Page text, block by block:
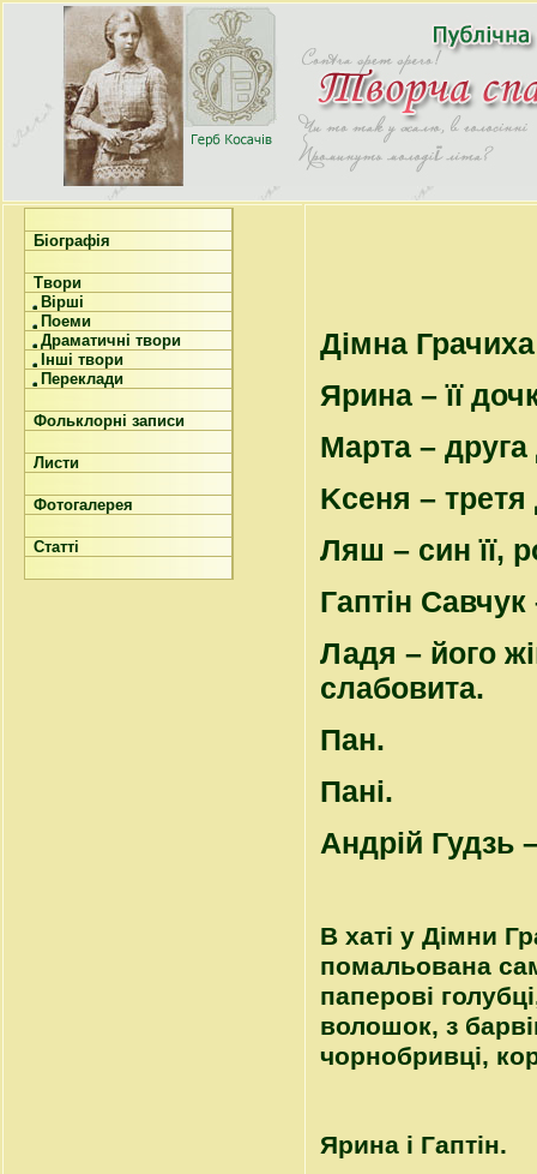
Біографія
Твори
Вірші
Поеми
Драматичні твори
Інші твори
Переклади
Фольклорні записи
Листи
Фотогалерея
Статті
Дімна
Ярина – її
Марта – друга
Kceня – третя
Ляш – син її,
Гаптін
Ладя – його
слабовита.
Пан.
Пані.
Андрій Гудзь
В хаті у Дімни
помальована
паперові
волошок, з
чорнобривці,
Ярина і Гаптін.